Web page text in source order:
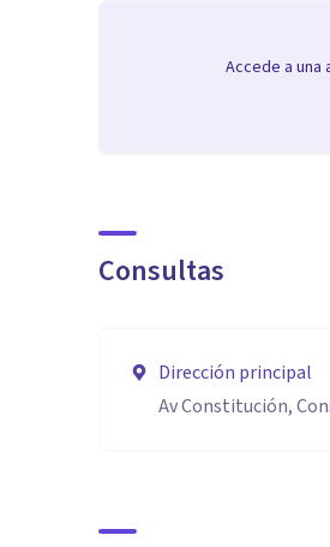
Accede a una
Consultas
Dirección principal
Av Constitución,